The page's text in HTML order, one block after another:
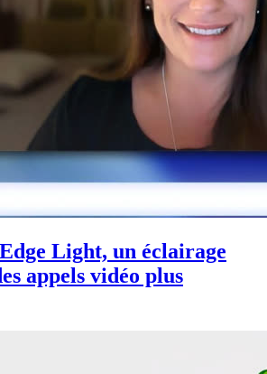
Light, un éclairage
appels vidéo plus